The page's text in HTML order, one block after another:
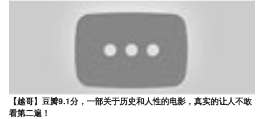
【越哥】豆瓣9.1分，一部关于历史和人性的电影，真实的让人不敢
看第二遍！